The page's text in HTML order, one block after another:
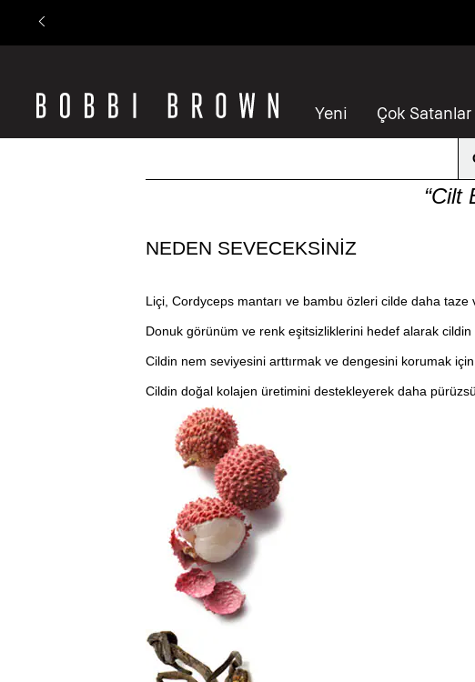
Yeni Çok Satanlar
“Cilt
NEDEN SEVECEKSİNİZ
Liçi, Cordyceps mantarı ve bambu özleri cilde daha
Donuk görünüm ve renk eşitsizliklerini hedef alarak cildin
Cildin nem seviyesini arttırmak ve dengesini korumak için
Cildin doğal kolajen üretimini destekleyerek daha